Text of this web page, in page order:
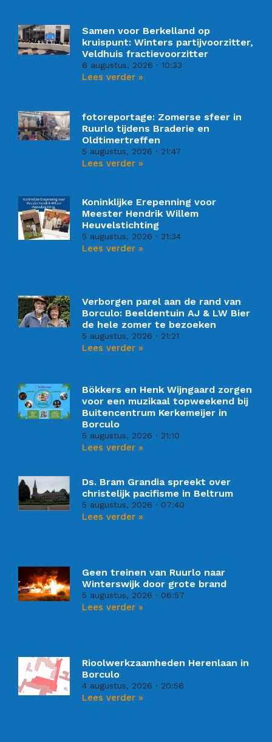
Samen voor Berkelland op
kruispunt: Winters partijvoorzitter,
Veldhuis fractievoorzitter
6 augustus, 2026 10:33
Lees verder »
fotoreportage: Zomerse sfeer in
Ruurlo tijdens Braderie en
Oldtimertreffen
5 augustus, 2026 21:47
Lees verder »
Koninklijke Erepenning voor
Meester Hendrik Willem
Heuvelstichting
5 augustus, 2026 21:34
Lees verder »
Verborgen parel aan de rand van
Borculo: Beeldentuin AJ & LW Bier
de hele zomer te bezoeken
5 augustus, 2026 21:21
Lees verder »
Bökkers en Henk Wijngaard zorgen
voor een muzikaal topweekend bij
Buitencentrum Kerkemeijer in
Borculo
5 augustus, 2026 21:10
Lees verder »
Ds. Bram Grandia spreekt over
christelijk pacifisme in Beltrum
5 augustus, 2026 07:40
Lees verder »
Geen treinen van Ruurlo naar
Winterswijk door grote brand
5 augustus, 2026 06:57
Lees verder »
Rioolwerkzaamheden Herenlaan in
Borculo
4 augustus, 2026 20:56
Lees verder »